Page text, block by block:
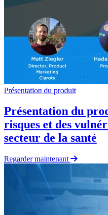
Présentation du produit
Présentation du
risques et des
secteur de la santé
Regarder maintenant